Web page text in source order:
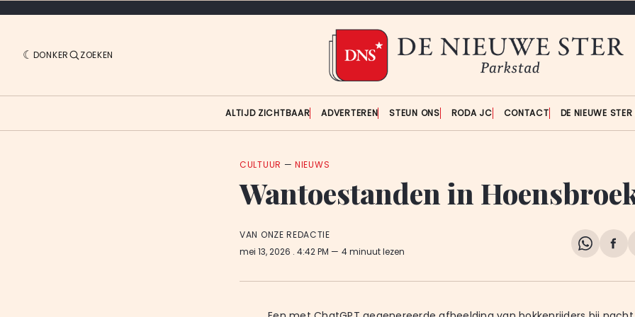
DONKER ZOEKEN
ALTIJD ZICHTBAAR ADVERTEREN STEUN ONS RODA JC CONTACT DE NIEUWE
CULTUUR —NIEUWS
Wantoestanden in
VAN ONZE REDACTIE
mei 13, 2026 . 4:42 PM 4 minuut lezen
Share